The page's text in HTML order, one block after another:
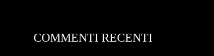
COMMENTI RECENTI